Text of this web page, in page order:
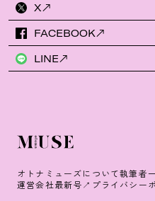
X
FACEBOOK
LINE
オトナミューズについて執筆者
運営会社最新号 プライバシー